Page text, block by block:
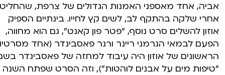
אביה, אחד מאספני האמנות הגדולים של צרפת,
אחרי שלקה בהתקף לב, לשים קץ לחייו. בינתיים הספיק
אוזון להשלים סרט נוסף, "פטר פון קאנט", גם הוא מחווה,
הפעם לבמאי הגרמני ריינר ורנר פאסבינדר (אחד מסרטיו
הראשונים של אוזון היה עיבוד למחזה של פאסבינדר
"טיפות מים על אבנים לוהטות"), וזה הסרט שפתח השנה